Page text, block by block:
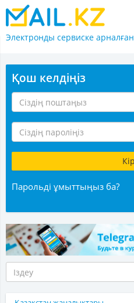
Электронды сервиске арналған
Қош келдіңіз
Парольді ұмыттыңыз ба?